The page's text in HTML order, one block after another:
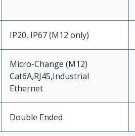
IP20, IP67 (M12 only)
Micro-Change (M12)
Cat6A,RJ45,Industrial
Ethernet
Double Ended